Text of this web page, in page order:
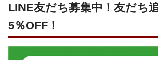
LINE友だち募集中！友だち
5％OFF！